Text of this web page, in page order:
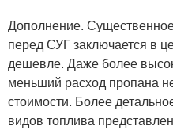
Дополнение.
перед СУГ заключается в
дешевле. Даже более
меньший расход пропана
стоимости. Более
видов топлива